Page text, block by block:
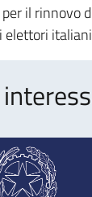
il rinnovo